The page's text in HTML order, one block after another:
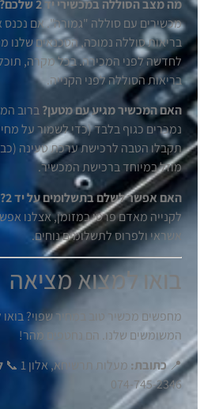
מה מצב הסוללה במכשירי יד 2 שלכם?
מכשירים עם סוללה "גמורה". אם נכנס
בריאות סוללה נמוכה, הטכנאים שלנו
לחדשה לפני המכירה. בכל מקרה,
בריאות הסוללה לפני הקנייה.
האם המכשיר מגיע עם מטען?
נמכרים כגוף בלבד (כדי לשמור על
תקבלו הטבה לרכישת ערכת טעינה
מוזל במיוחד ברכישת המכשיר.
האם אפשר לשלם בתשלומים על יד 2?
לקנייה מאדם פרטי במזומן, אצלנו
אשראי ולפרוס לתשלומים נוחים.
בואו למצוא מציאה
מחפשים מכשיר טוב במחיר שפוי? בואו
המשומשים שלנו. הם נחטפים מהר!
📍כתובת: מעלות תרשיחא, אלון 1 📞
074-745-2346